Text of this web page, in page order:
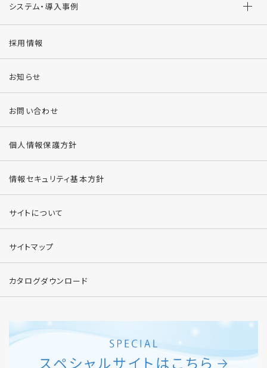
システム・導入事例
採用情報
お知らせ
お問い合わせ
個人情報保護方針
情報セキュリティ基本方針
サイトについて
サイトマップ
カタログダウンロード